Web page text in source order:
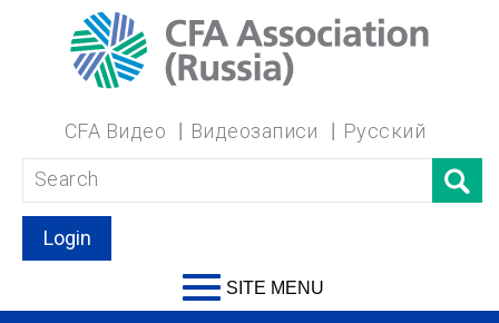
CFA Видео Видеозаписи Русский
Login
SITE MENU